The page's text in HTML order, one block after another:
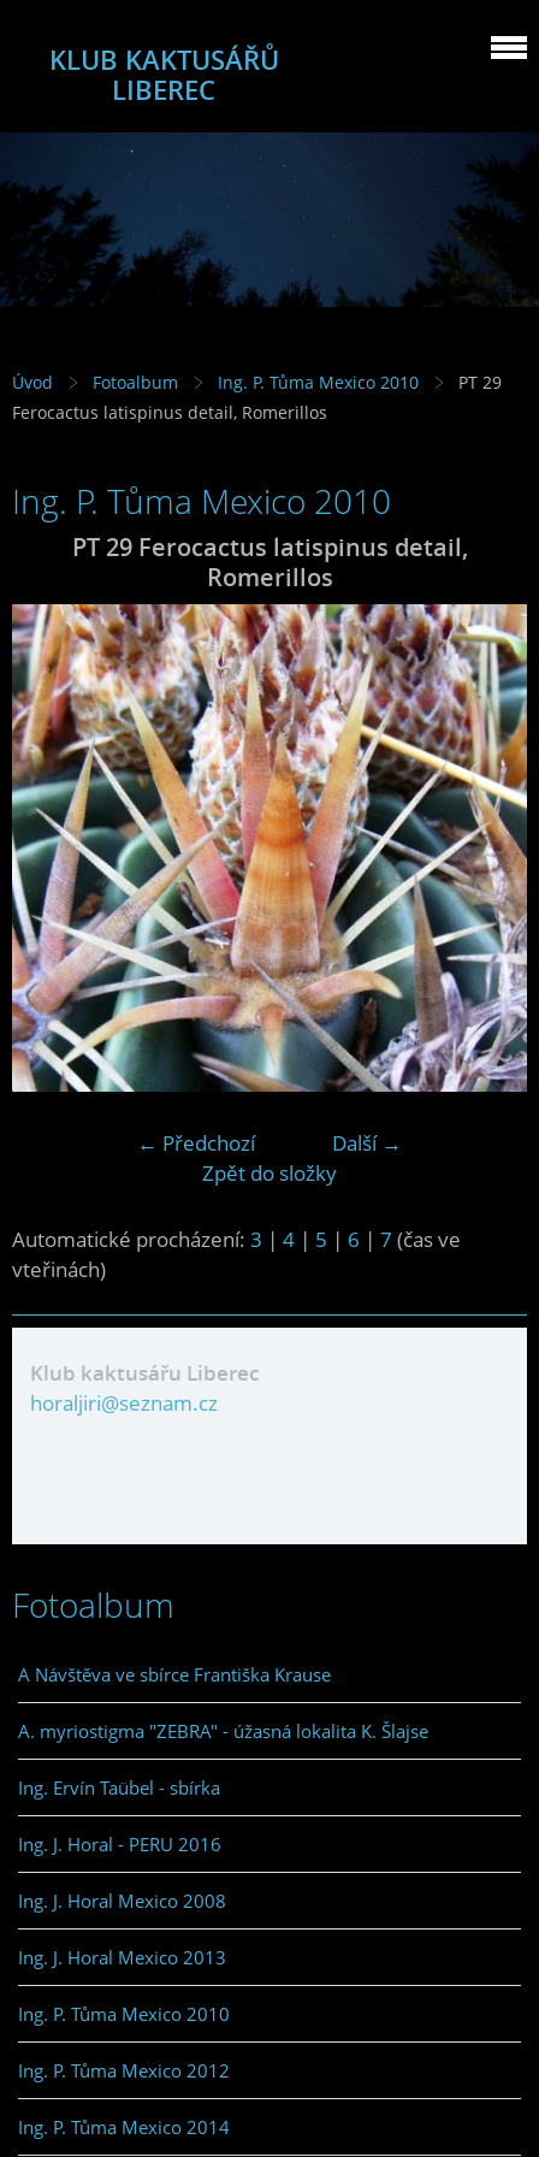
KLUB KAKTUSÁŘŮ
LIBEREC
Úvod Fotoalbum Ing. P. Tůma Mexico 2010
PT 29
Ferocactus latispinus detail, Romerillos
Ing. P. Tůma Mexico 2010
PT 29 Ferocactus latispinus detail,
Romerillos
← Předchozí
Další →
Zpět do složky
Automatické procházení: 3 | 4 | 5 | 6 | 7 (čas ve
vteřinách)
Klub kaktusářu Liberec
horaljiri@seznam.cz
Fotoalbum
A Návštěva ve sbírce Františka Krause
A. myriostigma "ZEBRA" - úžasná lokalita K. Šlajse
Ing. Ervín Taübel - sbírka
Ing. J. Horal - PERU 2016
Ing. J. Horal Mexico 2008
Ing. J. Horal Mexico 2013
Ing. P. Tůma Mexico 2010
Ing. P. Tůma Mexico 2012
Ing. P. Tůma Mexico 2014